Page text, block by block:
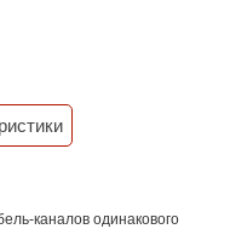
каналов одинакового